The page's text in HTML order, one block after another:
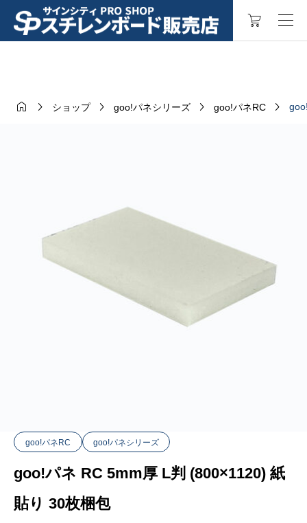
  ショップ  goo!パネシリーズ  goo!パネRC 
goo!パネRC goo!パネシリーズ
goo!パネ RC 5mm厚 L判 (800×1120) 紙
貼り 30枚梱包